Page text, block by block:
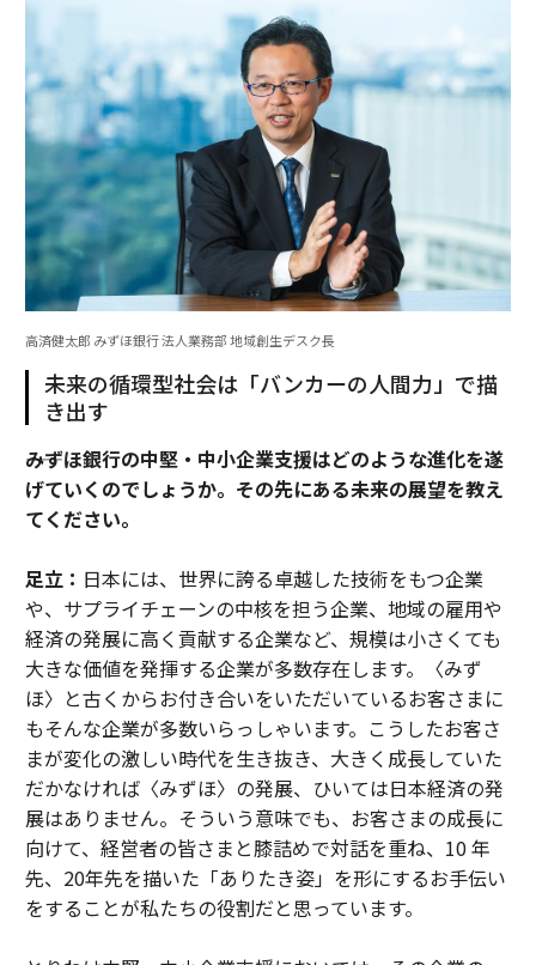
高済健太郎 みずほ銀行 法人業務部 地域創生デスク長
未来の循環型社会は「バンカーの人間力」で描
き出す
――みずほ銀行の中堅・中小企業支援はどのような進化を遂
げていくのでしょうか。その先にある未来の展望を教え
てください。
足立： 日本には、世界に誇る卓越した技術をもつ企業
や、サプライチェーンの中核を担う企業、地域の雇⽤や
経済の発展に⾼く貢献する企業など、規模は⼩さくても
⼤きな価値を発揮する企業が多数存在します。〈みず
ほ〉と古くからお付き合いをいただいているお客さまに
もそんな企業が多数いらっしゃいます。こうしたお客さ
まが変化の激しい時代を⽣き抜き、⼤きく成⻑していた
だかなければ〈みずほ〉の発展、ひいては⽇本経済の発
展はありません。そういう意味でも、お客さまの成⻑に
向けて、経営者の皆さまと膝詰めで対話を重ね、10 年
先、20年先を描いた「ありたき姿」を形にするお⼿伝い
をすることが私たちの役割だと思っています。